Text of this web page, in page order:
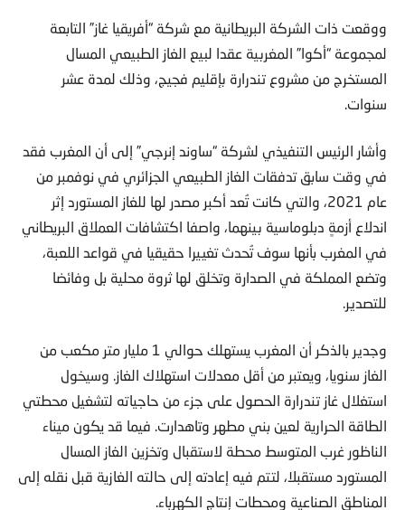
ووقعت ذات الشركة البريطانية مع شركة “أفريقيا غاز” التابعة
لمجموعة “أكوا” المغربية عقدا لبيع الغاز الطبيعي المسال
المستخرج من مشروع تندرارة بإقليم فجيج، وذلك لمدة عشر
سنوات.
وأشار الرئيس التنفيذي لشركة “ساوند إنرجي” إلى أن المغرب فقد
في وقت سابق تدفقات الغاز الطبيعي الجزائري في نوفمبر من
عام 2021، والتي كانت تُعد أكبر مصدر لها للغاز المستورد إثر
اندلاع أزمةٍ دبلوماسية بينهما، واصفا اكتشافات العملاق البريطاني
في المغرب بأنها سوف تُحدث تغييرا حقيقيا في قواعد اللعبة،
وتضع المملكة في الصدارة وتخلق لها ثروة محلية بل وفائضا
للتصدير.
وجدير بالذكر أن المغرب يستهلك حوالي 1 مليار متر مكعب من
الغاز سنويا، ويعتبر من أقل معدلات استهلاك الغاز. وسيخول
استغلال غاز تندرارة الحصول على جزء من حاجياته لتشغيل محطتي
الطاقة الحرارية لعين بني مطهر وتاهدارت. فيما قد يكون ميناء
الناظور غرب المتوسط محطة لاستقبال وتخزين الغاز المسال
المستورد مستقبلا، لتتم فيه إعادته إلى حالته الغازية قبل نقله إلى
المناطق الصناعية ومحطات إنتاج الكهرباء.